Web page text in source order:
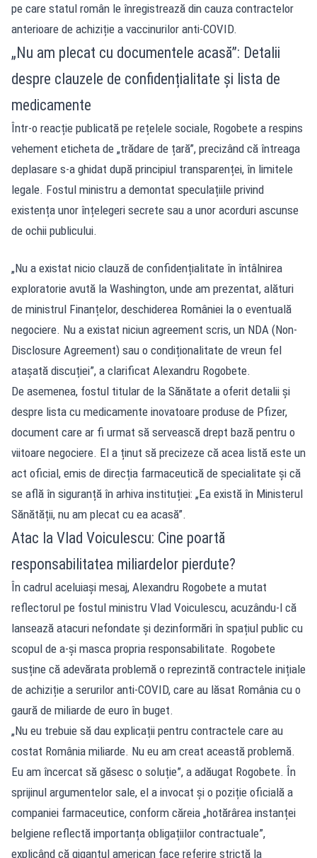
pe care statul român le înregistrează din cauza contractelor
anterioare de achiziție a vaccinurilor anti-COVID.
„Nu am plecat cu documentele acasă”: Detalii
despre clauzele de confidențialitate și lista de
medicamente
Într-o reacție publicată pe rețelele sociale, Rogobete a respins
vehement eticheta de „trădare de țară”, precizând că întreaga
deplasare s-a ghidat după principiul transparenței, în limitele
legale. Fostul ministru a demontat speculațiile privind
existența unor înțelegeri secrete sau a unor acorduri ascunse
de ochii publicului.
„Nu a existat nicio clauză de confidențialitate în întâlnirea
exploratorie avută la Washington, unde am prezentat, alături
de ministrul Finanțelor, deschiderea României la o eventuală
negociere. Nu a existat niciun agreement scris, un NDA (Non-
Disclosure Agreement) sau o condiționalitate de vreun fel
atașată discuției”, a clarificat Alexandru Rogobete.
De asemenea, fostul titular de la Sănătate a oferit detalii și
despre lista cu medicamente inovatoare produse de Pfizer,
document care ar fi urmat să servească drept bază pentru o
viitoare negociere. El a ținut să precizeze că acea listă este un
act oficial, emis de direcția farmaceutică de specialitate și că
se află în siguranță în arhiva instituției: „Ea există în Ministerul
Sănătății, nu am plecat cu ea acasă”.
Atac la Vlad Voiculescu: Cine poartă
responsabilitatea miliardelor pierdute?
În cadrul aceluiași mesaj, Alexandru Rogobete a mutat
reflectorul pe fostul ministru Vlad Voiculescu, acuzându-l că
lansează atacuri nefondate și dezinformări în spațiul public cu
scopul de a-și masca propria responsabilitate. Rogobete
susține că adevărata problemă o reprezintă contractele inițiale
de achiziție a serurilor anti-COVID, care au lăsat România cu o
gaură de miliarde de euro în buget.
„Nu eu trebuie să dau explicații pentru contractele care au
costat România miliarde. Nu eu am creat această problemă.
Eu am încercat să găsesc o soluție”, a adăugat Rogobete. În
sprijinul argumentelor sale, el a invocat și o poziție oficială a
companiei farmaceutice, conform căreia „hotărârea instanței
belgiene reflectă importanța obligațiilor contractuale”,
explicând că gigantul american face referire strictă la